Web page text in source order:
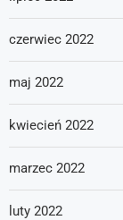
czerwiec 2022
maj 2022
kwiecień 2022
marzec 2022
luty 2022